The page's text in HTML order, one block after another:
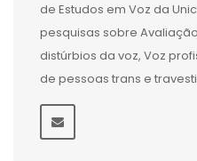
de Estudos em Voz da
pesquisas sobre
distúrbios da voz, Voz
de pessoas trans e